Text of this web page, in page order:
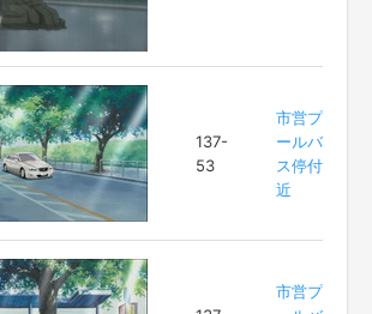
137-
53
市営プ
ールバ
ス停付
近
市営プ